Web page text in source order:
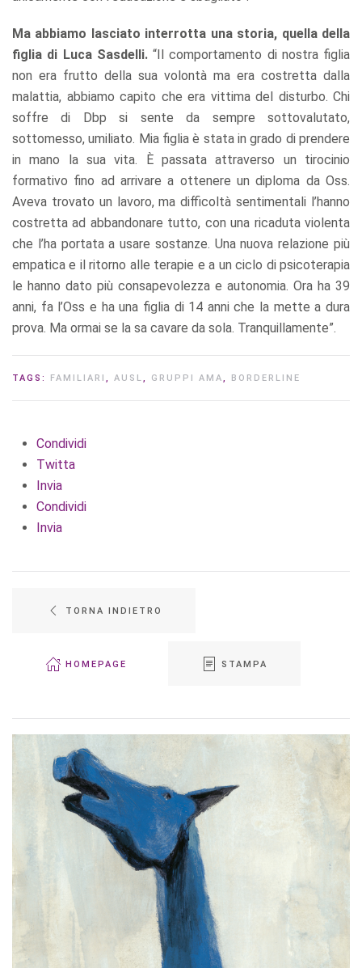
Ma abbiamo lasciato interrotta una storia, quella della
figlia di Luca Sasdelli.“Il comportamento di nostra figlia
non era frutto della sua volontà ma era costretta dalla
malattia, abbiamo capito che era vittima del disturbo. Chi
soffre di Dbp si sente da sempre sottovalutato,
sottomesso, umiliato. Mia figlia è stata in grado di prendere
in mano la sua vita. È passata attraverso un tirocinio
formativo fino ad arrivare a ottenere un diploma da Oss.
Aveva trovato un lavoro, ma difficoltà sentimentali l’hanno
costretta ad abbandonare tutto, con una ricaduta violenta
che l’ha portata a usare sostanze. Una nuova relazione più
empatica e il ritorno alle terapie e a un ciclo di psicoterapia
le hanno dato più consapevolezza e autonomia. Ora ha 39
anni, fa l’Oss e ha una figlia di 14 anni che la mette a dura
prova. Ma ormai se la sa cavare da sola. Tranquillamente”.
TAGS: FAMILIARI , AUSL, GRUPPI AMA, BORDERLINE
Condividi
Twitta
Invia
Condividi
Invia
TORNA INDIETRO
HOMEPAGE STAMPA